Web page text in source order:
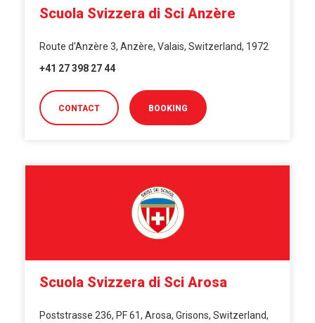
Scuola Svizzera di Sci Anzère
Route d'Anzère 3, Anzère, Valais, Switzerland, 1972
+41 27 398 27 44
CONTACT BOOKING
Scuola Svizzera di Sci Arosa
Poststrasse 236, PF 61, Arosa, Grisons, Switzerland,